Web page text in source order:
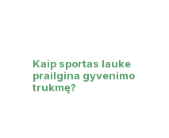
Kaip sportas lauke
prailgina gyvenimo
trukmę?